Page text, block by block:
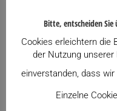
Bitte, entscheiden Sie
Cookies erleichtern die
der Nutzung
einverstanden, dass
Einzelne